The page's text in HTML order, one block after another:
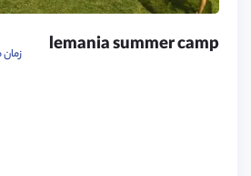
lemania summer camp
زمان